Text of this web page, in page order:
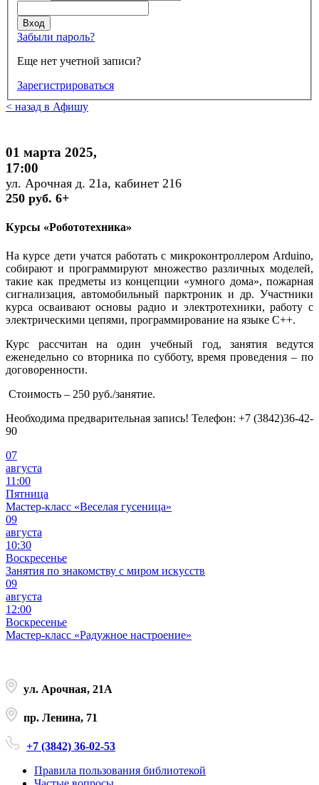
Забыли пароль?
Еще нет учетной записи?
Зарегистрироваться
< назад в Афишу
01 марта 2025,
17:00
ул. Арочная д. 21а, кабинет 216
250 руб. 6+
Курсы «Робототехника»
На курсе дети учатся работать с микроконтроллером Arduino,
собирают и программируют множество различных моделей,
такие как предметы из концепции «умного дома», пожарная
сигнализация, автомобильный парктроник и др. Участники
курса осваивают основы радио и электротехники, работу с
электрическими цепями, программирование на языке C++.
Курс рассчитан на один учебный год, занятия ведутся
еженедельно со вторника по субботу, время проведения – по
договоренности.
Стоимость – 250 руб./занятие.
Необходима предварительная запись! Телефон: +7 (3842)36-42-
90
07
августа
11:00
Пятница
Мастер-класс «Веселая гусеница»
09
августа
10:30
Воскресенье
Занятия по знакомству с миром искусств
09
августа
12:00
Воскресенье
Мастер-класс «Радужное настроение»
ул. Арочная, 21А
пр. Ленина, 71
+7 (3842) 36-02-53
Правила пользования библиотекой